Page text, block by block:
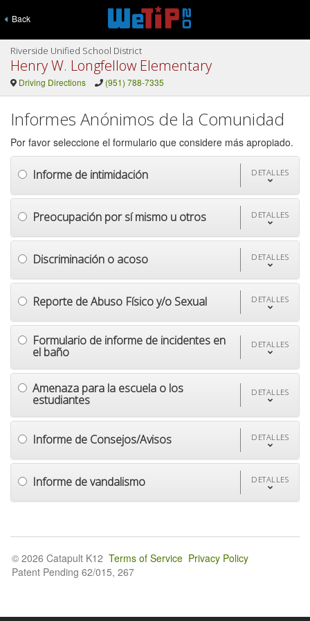
Back
Riverside Unified School District
Henry W. Longfellow Elementary
Driving Directions (951) 788-7335
Informes Anónimos de la Comunidad
Por favor seleccione el formulario que considere más apropiado.
Informe de intimidación DETALLES
Preocupación por sí mismo u otros DETALLES
Discriminación o acoso DETALLES
Reporte de Abuso Físico y/o Sexual DETALLES
Formulario de informe de incidentes en
el baño
DETALLES
Amenaza para la escuela o los
estudiantes
DETALLES
Informe de Consejos/Avisos DETALLES
Informe de vandalismo DETALLES
© 2026 Catapult K12 Terms of Service Privacy Policy
Patent Pending 62/015, 267